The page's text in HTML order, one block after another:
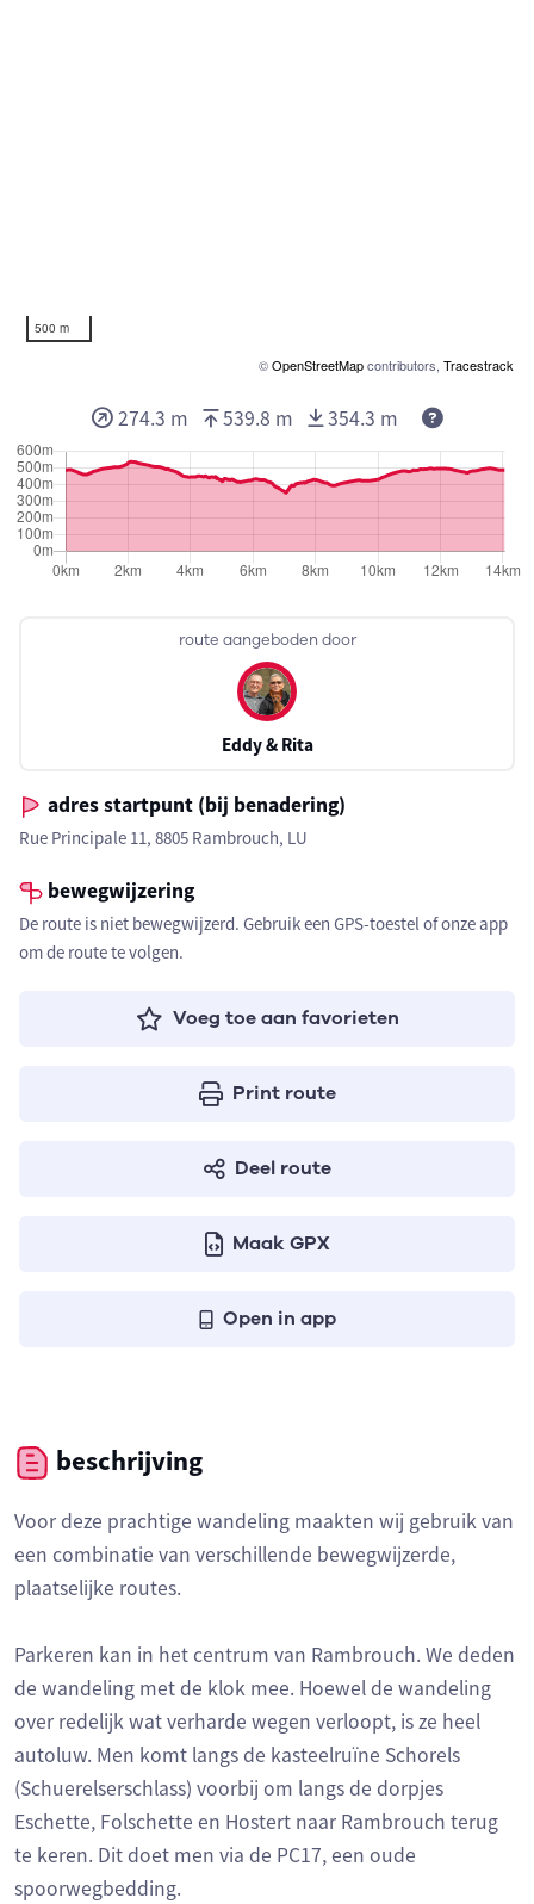
500 m
©OpenStreetMapcontributors, Tracestrack
route aangeboden door
Eddy & Rita
adres startpunt (bij benadering)
Rue Principale 11, 8805 Rambrouch, LU
bewegwijzering
De route is niet bewegwijzerd. Gebruik een GPS-toestel of onze app
om de route te volgen.
Voeg toe aan favorieten
Print route
Deel route
Maak GPX
Open in app
274.3 m 539.8 m 354.3 m
beschrijving
Voor deze prachtige wandeling maakten wij gebruik van
een combinatie van verschillende bewegwijzerde,
plaatselijke routes.
Parkeren kan in het centrum van Rambrouch. We deden
de wandeling met de klok mee. Hoewel de wandeling
over redelijk wat verharde wegen verloopt, is ze heel
autoluw. Men komt langs de kasteelruïne Schorels
(Schuerelserschlass) voorbij om langs de dorpjes
Eschette, Folschette en Hostert naar Rambrouch terug
te keren. Dit doet men via de PC17, een oude
spoorwegbedding.